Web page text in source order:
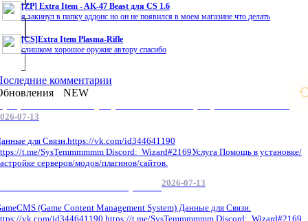
[ZP] Extra Item - AK-47 Beast для CS 1.6
я закинул в папку аддонс но он не появился в моем магазине что делать
[CS]Extra Item Plasma-Rifle
слишком хорошое оружие автору спасибо
комментарии
NEW
07-13
для Связи.https://vk.com/id344641190
t.me/SysTemmmmmm Discord: Wizard#2169Услуга Помощь в установке/
серверов/модов/плагинов/сайтов.
2026-07-13
(Game Content Management System) Данные для Связи.
vk.com/id344641190 https://t.me/SysTemmmmmm Discord: Wizard#2169